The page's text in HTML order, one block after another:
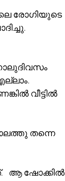
വീട്ടിൽ
തന്നെ
ആ ഷോക്കിൽ